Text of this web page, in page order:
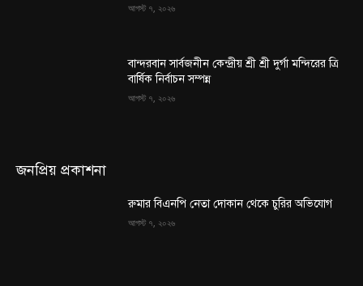
আগস্ট ৭, ২০২৬
বান্দরবান সার্বজনীন কেন্দ্রীয় শ্রী শ্রী দুর্গা মন্দিরের ত্রি
বার্ষিক নির্বাচন সম্পন্ন
আগস্ট ৭, ২০২৬
জনপ্রিয় প্রকাশনা
রুমার বিএনপি নেতা দোকান থেকে চুরির অভিযোগ
আগস্ট ৭, ২০২৬